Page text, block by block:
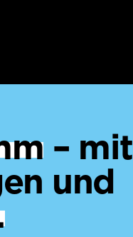
– mit
und